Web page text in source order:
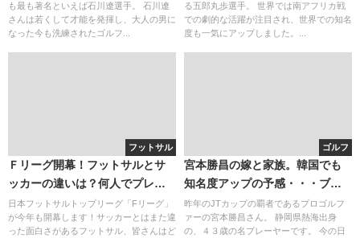
も最も著名といえば石川遼選手。 石川遼
さんは若くして才能を発揮し、大人の男に
なった今も洗練されたゴルフ...
る五郎丸歩選手。 世界では南アフリカ戦
での劇的な活躍が注目され、世界での知名
度も一気にアップしました。...
フットサル
Ｆリーグ開幕！フットサルとサ
ッカーの違いは？何人でプレー
するの？
日本フットサルトップリーグ「Fリーグ」
が今年も開幕します！サッカーとはまた違
った面白さがあるフットサル、皆さんはど
ゴルフ
宮本勝昌の嫁と家族。韓国でも
知名度アップの予感・・・ブロ
グ炎上は噂？
昨年のJTカップの覇者であるプロゴルフ
ァーの宮本勝昌さん。 静岡県熱海出身
の、４３歳の名プレーヤーです。 今の日